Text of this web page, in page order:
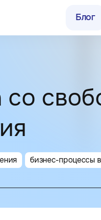
Блог
г. Нижний
со
бизнес-процессы